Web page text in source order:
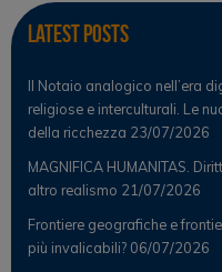
Latest Posts
Il Notaio analogico nell’era
religiose e interculturali. Le
della ricchezza 23/07/2026
MAGNIFICA HUMANITAS.
altro realismo 21/07/2026
Frontiere geografiche e
più invalicabili? 06/07/2026